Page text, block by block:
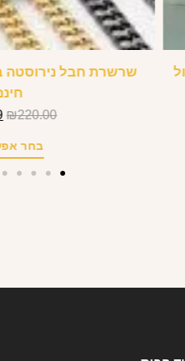
שרשרת חבל נירוסטה
₪220.00
בחר